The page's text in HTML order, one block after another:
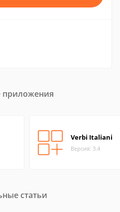
Verbi Italiani
Версия: 3.4
статьи